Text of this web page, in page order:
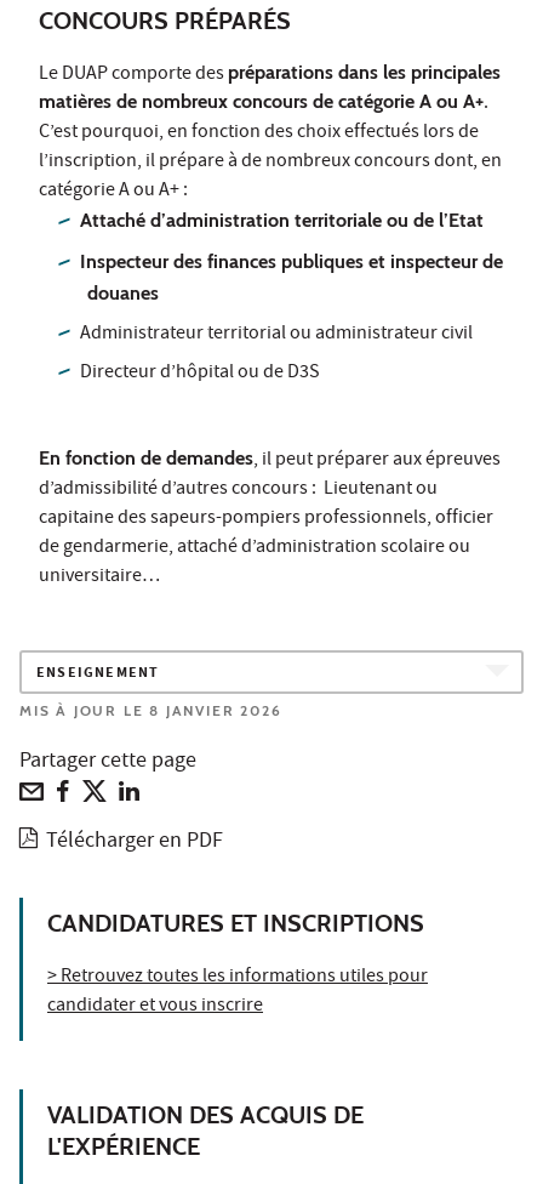
CONCOURS PRÉPARÉS
Le DUAP comporte des préparations dans les principales
matières de nombreux concours de catégorie A ou A+.
C’est pourquoi, en fonction des choix effectués lors de
l’inscription, il prépare à de nombreux concours dont, en
catégorie A ou A+ :
Attaché d’administration territoriale ou de l’Etat
Inspecteur des finances publiques et inspecteur de
douanes
Administrateur territorial ou administrateur civil
Directeur d’hôpital ou de D3S
En fonction de demandes, il peut préparer aux épreuves
d’admissibilité d’autres concours : Lieutenant ou
capitaine des sapeurs-pompiers professionnels, officier
de gendarmerie, attaché d’administration scolaire ou
universitaire…
ENSEIGNEMENT
MIS À JOUR LE 8 JANVIER 2026
Partager cette page
Télécharger en PDF
CANDIDATURES ET INSCRIPTIONS
> Retrouvez toutes les informations utiles pour
candidater et vous inscrire
VALIDATION DES ACQUIS DE
L'EXPÉRIENCE